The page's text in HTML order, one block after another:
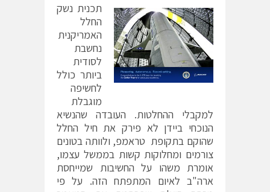
תכנית נשק
החלל
האמריקנית
נחשבת
לסודית
ביותר כולל
לחשיפה
מוגבלת
למקבלי ההחלטות. העובדה שהנשיא
הנוכחי ביידן לא פירק את חיל החלל
שהוקם בתקופת טראמפ, ולוותה בטונים
צורמים ומחלוקות קשות בממשל עצמו,
אומרת משהו על החשיבות שמייחסת
ארה"ב לאיום המתפתח הזה. על פי